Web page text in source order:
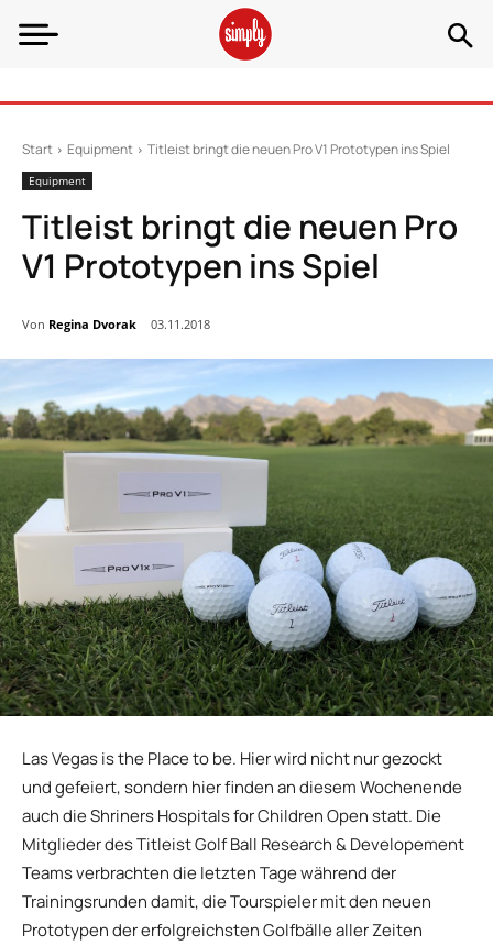
Start Equipment Titleist bringt die neuen Pro V1 Prototypen ins Spiel
Equipment
Titleist bringt die neuen Pro
V1 Prototypen ins Spiel
Von Regina Dvorak 03.11.2018
Las Vegas is the Place to be. Hier wird nicht nur gezockt
und gefeiert, sondern hier finden an diesem Wochenende
auch die Shriners Hospitals for Children Open statt. Die
Mitglieder des Titleist Golf Ball Research & Developement
Teams verbrachten die letzten Tage während der
Trainingsrunden damit, die Tourspieler mit den neuen
Prototypen der erfolgreichsten Golfbälle aller Zeiten